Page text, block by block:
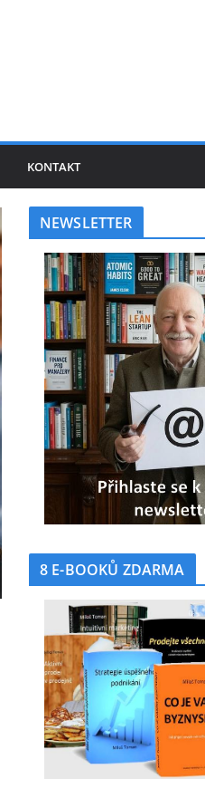
KONTAKT
NEWSLETTER
8 E-BOOKŮ ZDARMA